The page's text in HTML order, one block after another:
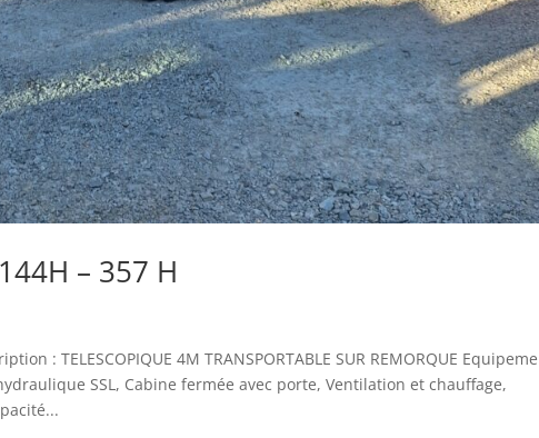
– 357 H
: TELESCOPIQUE 4M TRANSPORTABLE SUR REMORQUE
SSL, Cabine fermée avec porte, Ventilation et chauffage,